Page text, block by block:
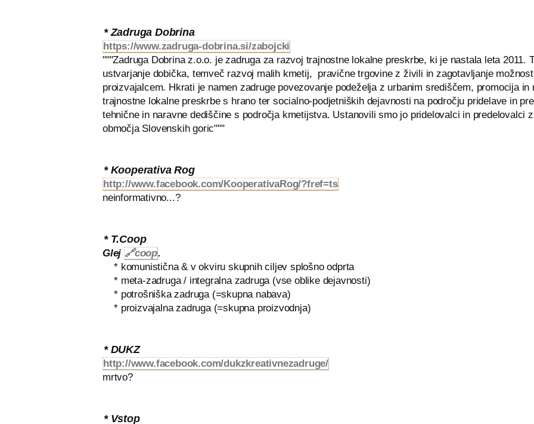
* Zadruga Dobrina
https://www.zadruga-dobrina.si/zabojcki
"""Zadruga Dobrina z.o.o. je zadruga za razvoj trajnostne lokalne preskrbe, ki je nastala leta 2011.
ustvarjanje dobička, temveč razvoj malih kmetij, pravične trgovine z živili in zagotavljanje
proizvajalcem. Hkrati je namen zadruge povezovanje podeželja z urbanim središčem, promocija
trajnostne lokalne preskrbe s hrano ter socialno-podjetniških dejavnosti na področju pridelave in
tehnične in naravne dediščine s področja kmetijstva. Ustanovili smo jo pridelovalci in predelovalci
območja Slovenskih goric"""
* Kooperativa Rog
http://www.facebook.com/KooperativaRog/?fref=ts
neinformativno...?
* T.Coop
Glej 🔗coop.
* komunistična & v okviru skupnih ciljev splošno odprta
* meta-zadruga / integralna zadruga (vse oblike dejavnosti)
* potrošniška zadruga (=skupna nabava)
* proizvajalna zadruga (=skupna proizvodnja)
* DUKZ
http://www.facebook.com/dukzkreativnezadruge/
mrtvo?
* Vstop